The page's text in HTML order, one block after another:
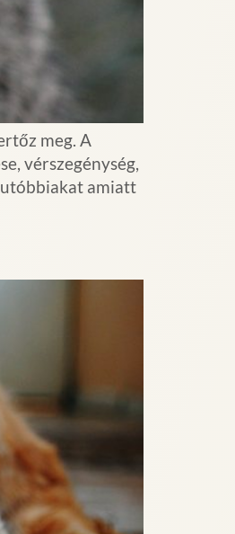
meg. A
vérszegénység,
utóbbiakat amiatt